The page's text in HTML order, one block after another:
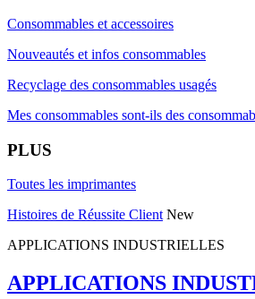
Consommables et accessoires
Nouveautés et infos consommables
Recyclage des consommables usagés
Mes consommables sont-ils des
PLUS
Toutes les imprimantes
Histoires de Réussite Client New
APPLICATIONS INDUSTRIELLES
APPLICATIONS